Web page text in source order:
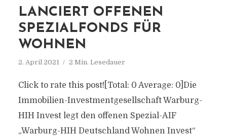
LANCIERT OFFENEN
SPEZIALFONDS FÜR
WOHNEN
2. April 2021 2 Min. Lesedauer
Click to rate this post![Total: 0 Average: 0]Die
Immobilien-Investmentgesellschaft Warburg-
HIH Invest legt den offenen Spezial-AIF
„Warburg-HIH Deutschland Wohnen Invest“